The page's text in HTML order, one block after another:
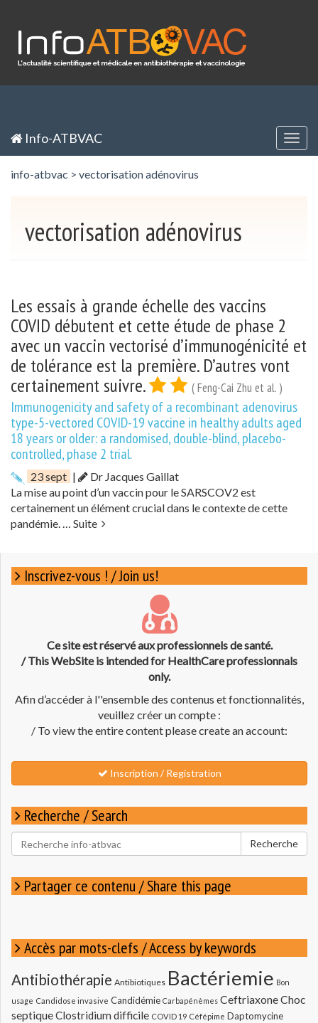
Info-ATBVAC
info-atbvac > vectorisation adénovirus
vectorisation adénovirus
Les essais à grande échelle des vaccins
COVID débutent et cette étude de phase 2
avec un vaccin vectorisé d’immunogénicité et
de tolérance est la première. D’autres vont
certainement suivre.
( Feng-Cai Zhu et al. )
Immunogenicity and safety of a recombinant adenovirus
type-5-vectored COVID-19 vaccine in healthy adults aged
18 years or older: a randomised, double-blind, placebo-
controlled, phase 2 trial.
23 sept |
Dr Jacques Gaillat
La mise au point d’un vaccin pour le SARSCOV2 est
certainement un élément crucial dans le contexte de cette
pandémie. … Suite
Inscrivez-vous ! / Join us!
Ce site est réservé aux professionnels de santé.
/ This WebSite is intended for HealthCare professionnals
only.
Afin d’accéder à l''ensemble des contenus et fonctionnalités,
veuillez créer un compte :
/ To view the entire content please create an account:
Inscription / Registration
Recherche / Search
Rechercher
pour
Recherche
Partager ce contenu / Share this page
Accès par mots-clefs / Access by keywords
Antibiothérapie Antibiotiques Bactériemie Bon
usage Candidose invasive Candidémie Carbapénèmes CeftriaxoneChoc
septiqueClostridium difficile COVID 19 Céfépime Daptomycine